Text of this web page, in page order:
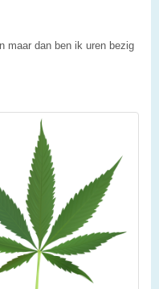
maar dan ben ik uren bezig